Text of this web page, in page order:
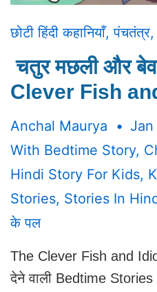
छोटी हिंदी कहानियाँ,पंचतंत्र
चतुर मछली और
Clever Fish
Anchal Maurya
With Bedtime Story,
Hindi Story For Kids,
Stories, Stories In
के पल
The Clever Fish and
देने वाली Bedtime